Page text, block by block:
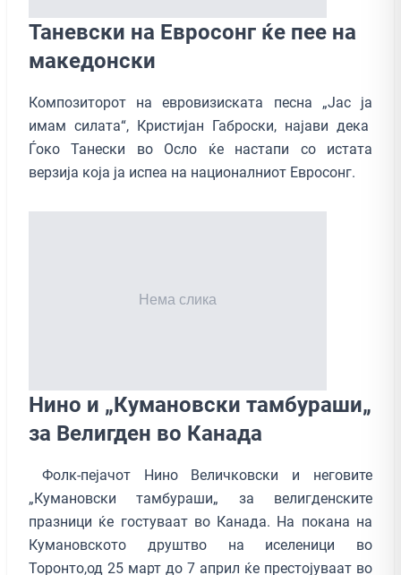
Таневски на Евросонг ќе пее на
македонски
Композиторот на евровизиската песна „Јас ја
имам силата“, Кристијан Габроски, најави дека
Ѓоко Танески во Осло ќе настапи со истата
верзија која ја испеа на националниот Евросонг.
Нино и „Кумановски тамбураши„
за Велигден во Канада
Фолк-пејачот Нино Величковски и неговите
„Кумановски тамбураши„ за велигденските
празници ќе гостуваат во Канада. На покана на
Кумановското друштво на иселеници во
Торонто,од 25 март до 7 април ќе престојуваат во